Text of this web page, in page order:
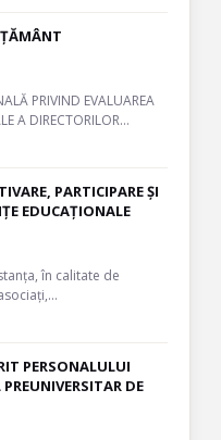
PRIVIND EVALUAREA
A DIRECTORILOR…
PARTICIPARE ȘI
EDUCAȚIONALE
în calitate de
PERSONALULUI
DE